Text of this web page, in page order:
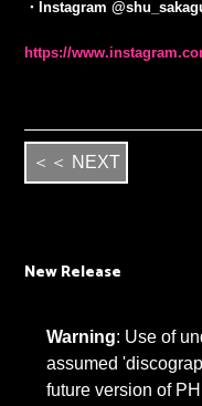
・Instagram
https://
＜＜ NEXT
New Release
Warning: Use of
assumed
future version of